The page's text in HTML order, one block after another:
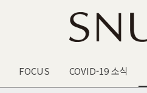
FOCUS COVID-19 소식